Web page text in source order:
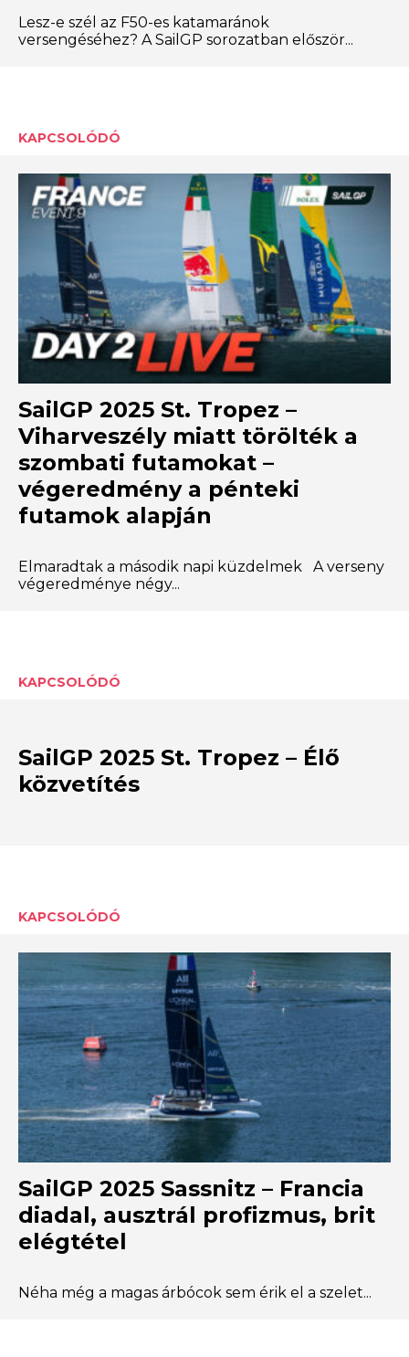
Lesz-e szél az F50-es katamaránok
versengéséhez? A SailGP sorozatban először...
KAPCSOLÓDÓ
SailGP 2025 St. Tropez –
Viharveszély miatt törölték a
szombati futamokat –
végeredmény a pénteki
futamok alapján
Elmaradtak a második napi küzdelmek A verseny
végeredménye négy...
KAPCSOLÓDÓ
SailGP 2025 St. Tropez – Élő
közvetítés
KAPCSOLÓDÓ
SailGP 2025 Sassnitz – Francia
diadal, ausztrál profizmus, brit
elégtétel
Néha még a magas árbócok sem érik el a szelet...